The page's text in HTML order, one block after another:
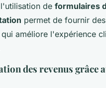
de formulaires
permet de fournir
améliore l'expérience
des revenus grâce